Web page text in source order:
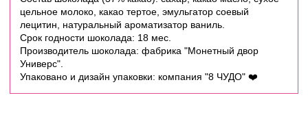
цельное молоко, какао тертое, эмульгатор соевый
лецитин, натуральный ароматизатор ваниль.
Срок годности шоколада: 18 мес.
Производитель шоколада: фабрика "Монетный двор
Универс".
Упаковано и дизайн упаковки: компания "8 ЧУДО" ❤️